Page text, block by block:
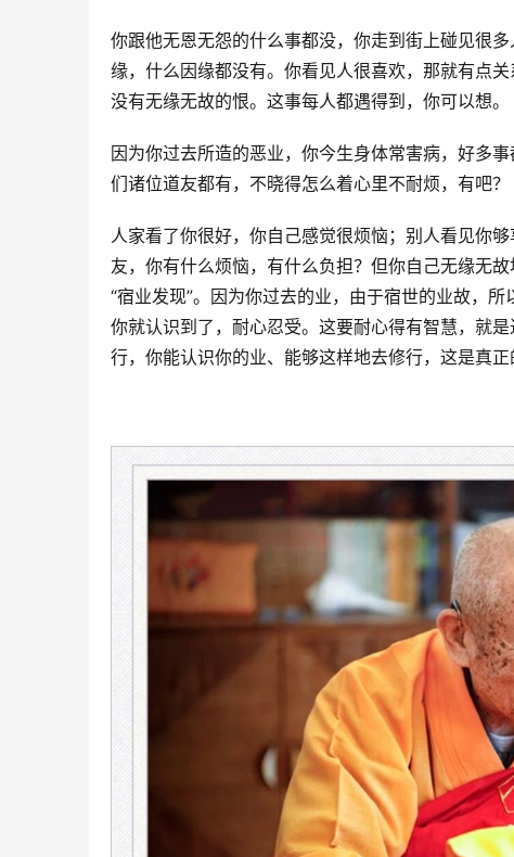
你跟他无恩无怨的什么事都没，你走到街上碰见很
缘，什么因缘都没有。你看见人很喜欢，那就有点
没有无缘无故的恨。这事每人都遇得到，你可以想。
因为你过去所造的恶业，你今生身体常害病，好多
们诸位道友都有，不晓得怎么着心里不耐烦，有吧？
人家看了你很好，你自己感觉很烦恼；别人看见你
友，你有什么烦恼，有什么负担？但你自己无缘无
“宿业发现”。因为你过去的业，由于宿世的业故，
你就认识到了，耐心忍受。这要耐心得有智慧，就
行，你能认识你的业、能够这样地去修行，这是真正